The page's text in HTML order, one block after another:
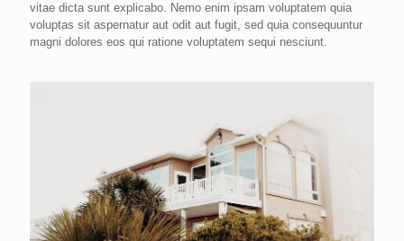
vitae dicta sunt explicabo. Nemo enim ipsam voluptatem quia
voluptas sit aspernatur aut odit aut fugit, sed quia consequuntur
magni dolores eos qui ratione voluptatem sequi nesciunt.